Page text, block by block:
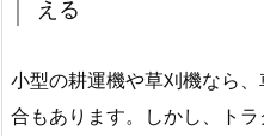
える
小型の耕運機や草刈機なら
合もあります。しかし、ト